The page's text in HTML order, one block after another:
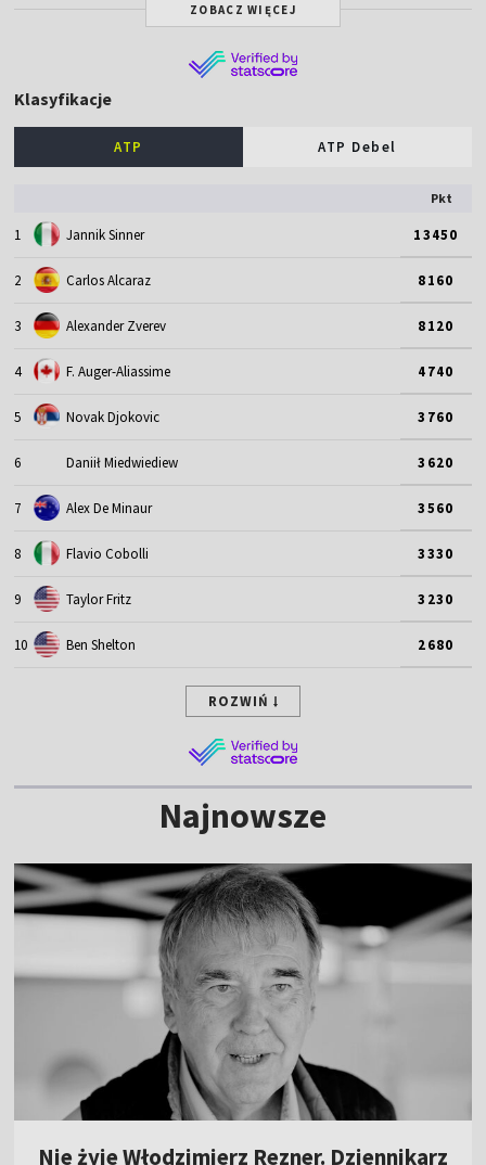
ZOBACZ WIĘCEJ
Klasyfikacje
ATP ATP Debel
Pkt
1 Jannik Sinner 13450
2 Carlos Alcaraz 8160
3 Alexander Zverev 8120
4 F. Auger-Aliassime 4740
5 Novak Djokovic 3760
6 Daniił Miedwiediew 3620
7 Alex De Minaur 3560
8 Flavio Cobolli 3330
9 Taylor Fritz 3230
10 Ben Shelton 2680
ROZWIŃ
Najnowsze
Nie żyje Włodzimierz Rezner. Dziennikarz